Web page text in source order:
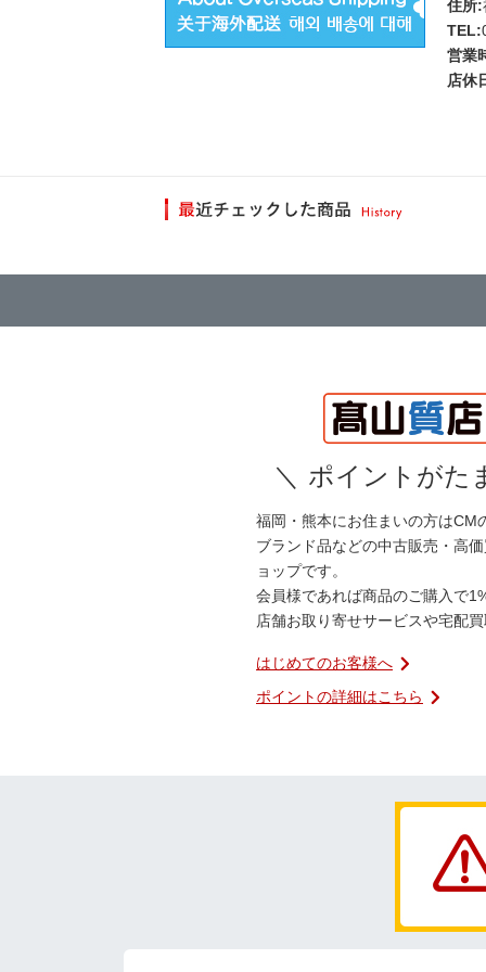
住所:
TEL:
営業
店休
＼ ポイントがた
福岡・熊本にお住まいの方はCM
ブランド品などの中古販売・高
ョップです。
会員様であれば商品のご購入で
店舗お取り寄せサービスや宅配
はじめてのお客様へ
ポイントの詳細はこちら